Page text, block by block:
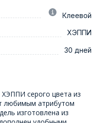
Клеевой
ХЭППИ
30 дней
серого цвета из
любимым атрибутом
изготовлена из